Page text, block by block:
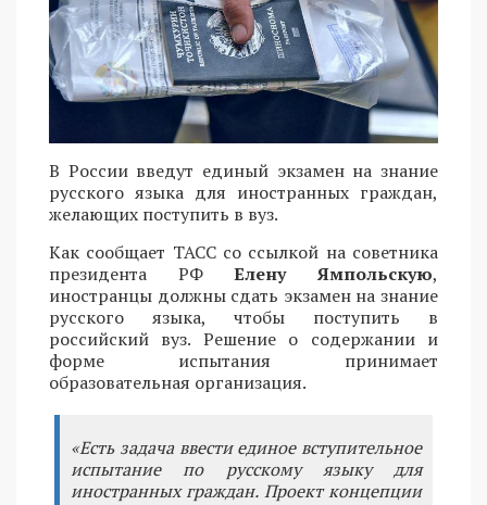
В России введут единый экзамен на знание
русского языка для иностранных граждан,
желающих поступить в вуз.
Как сообщает ТАСС со ссылкой на советника
президента РФЕлену Ямпольскую,
иностранцы должны сдать экзамен на знание
русского языка, чтобы поступить в
российский вуз. Решение о содержании и
форме испытания принимает
образовательная организация.
«Есть задача ввести единое вступительное
испытание по русскому языку для
иностранных граждан. Проект концепции